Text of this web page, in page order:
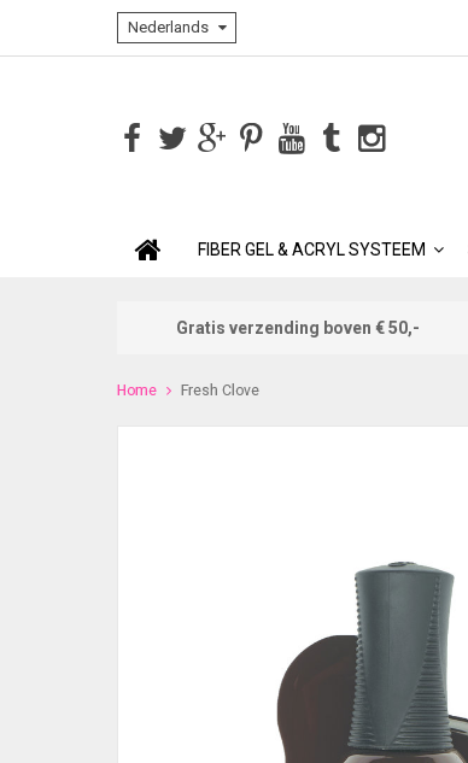
Nederlands
FIBER GEL & ACRYL SYSTEEM
Gratis verzending boven € 50,-
Home Fresh Clove